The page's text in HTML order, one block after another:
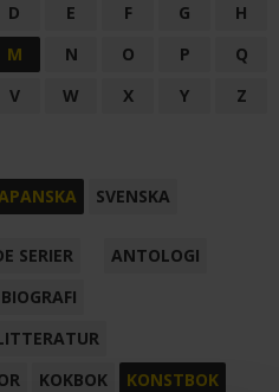
D E F G
H
M N O P
Q
V W X Y
Z
SVENSKA
SERIER
ANTOLOGI
BIOGRAFI
KOKBOK
KONSTBOK